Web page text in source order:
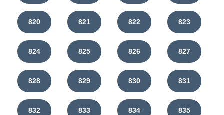
820 821 822 823
824 825 826 827
828 829 830 831
832 833 834 835